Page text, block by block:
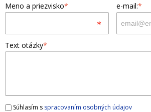
Meno a priezvisko* e-mail:*
Text otázky*
Súhlasím s spracovaním osobných údajov